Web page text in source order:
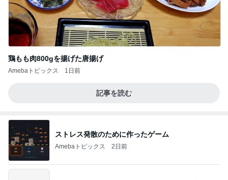
鶏もも肉800gを揚げた唐揚げ
Amebaトピックス 1日前
記事を読む
ストレス発散のために作ったゲーム
Amebaトピックス 2日前